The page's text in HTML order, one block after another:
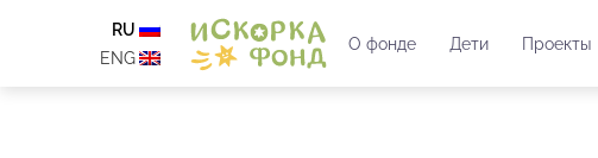
RU
ENG
О фонде Дети Проекты